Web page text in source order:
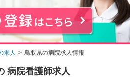
求人 鳥取県の病院求人情報
病院看護師求人